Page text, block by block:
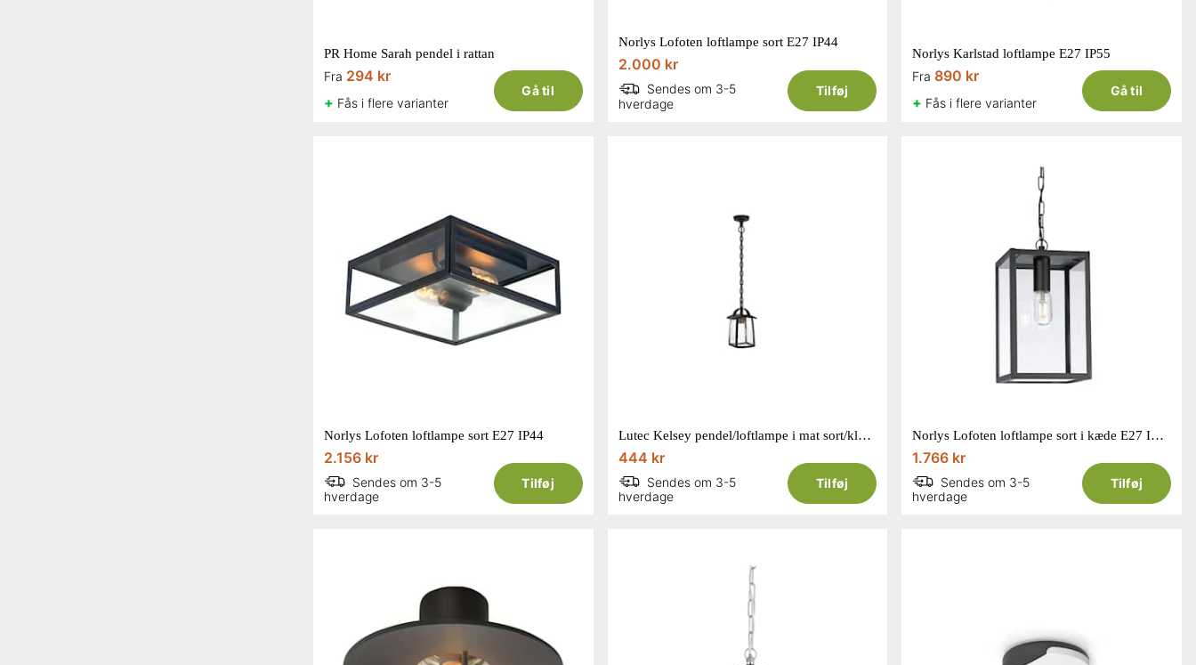
PR Home Sarah pendel i rattan
Fra 294 kr
+ Fås i flere varianter
Gå til
Norlys Lofoten loftlampe sort E27 IP44
2.000 kr
Sendes om 3-5
hverdage
Tilføj
Norlys Karlstad loftlampe E27 IP55
Fra 890 kr
+ Fås i flere varianter
Gå til
Norlys Lofoten loftlampe sort E27 IP44
2.156 kr
Sendes om 3-5
hverdage
Tilføj
Lutec Kelsey pendel/loftlampe i mat sort/klar E27 IP44
444 kr
Sendes om 3-5
hverdage
Tilføj
Norlys Lofoten loftlampe sort i kæde E27 IP44
1.766 kr
Sendes om 3-5
hverdage
Tilføj